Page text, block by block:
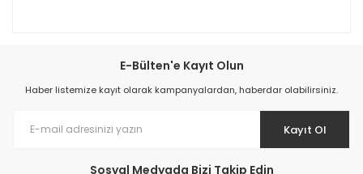
E-Bülten'e Kayıt Olun
Haber listemize kayıt olarak kampanyalardan, haberdar olabilirsiniz.
Kayıt Ol
Sosyal Medyada Bizi Takip Edin